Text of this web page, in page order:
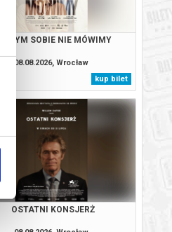
O CZYM SOBIE NIE MÓWIMY
08.08.2026, Wrocław
kup bilet
OSTATNI KONSJERŻ